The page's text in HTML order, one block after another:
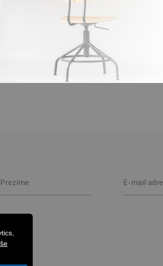
OPIS
Metalni pravokutni privjesak za ključeve.
ring. Individually packed in a Crna gift box.